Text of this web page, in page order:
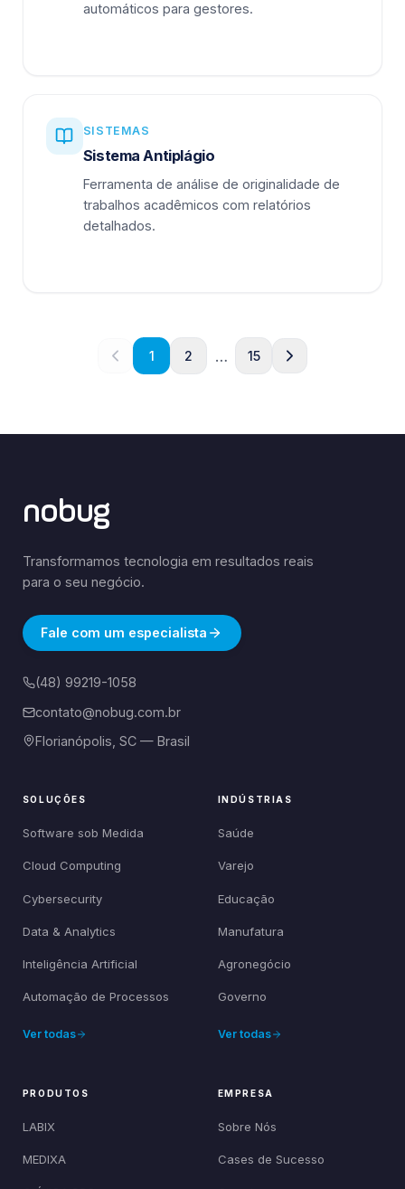
automáticos para gestores.
SISTEMAS
Sistema Antiplágio
Ferramenta de análise de originalidade de
trabalhos acadêmicos com relatórios
detalhados.
1 2 … 15
nobug
Transformamos tecnologia em resultados reais
para o seu negócio.
Fale com um especialista
(48) 99219-1058
contato@nobug.com.br
Florianópolis, SC — Brasil
SOLUÇÕES
Software sob Medida
Cloud Computing
Cybersecurity
Data & Analytics
Inteligência Artificial
Automação de Processos
Ver todas
INDÚSTRIAS
Saúde
Varejo
Educação
Manufatura
Agronegócio
Governo
Ver todas
PRODUTOS
LABIX
MEDIXA
EMPRESA
Sobre Nós
Cases de Sucesso